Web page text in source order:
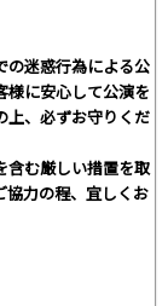
の迷惑行為による公
様に安心して公演を
上、必ずお守りくだ
含む厳しい措置を取
協力の程、宜しくお